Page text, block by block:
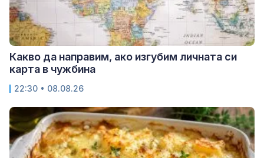
Какво да направим, ако изгубим личната си
карта в чужбина
22:30 • 08.08.26